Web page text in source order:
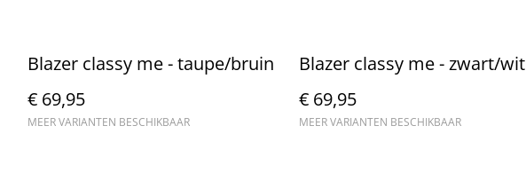
Blazer classy me - taupe/bruin
€ 69,95
MEER VARIANTEN BESCHIKBAAR
Blazer classy me - zwart/wit
€ 69,95
MEER VARIANTEN BESCHIKBAAR